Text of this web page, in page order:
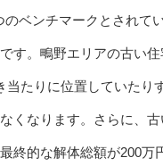
ベンチマークとされて
す。鴫野エリアの古い住
当たりに位置していたり
くなります。さらに、
終的な解体総額が200万